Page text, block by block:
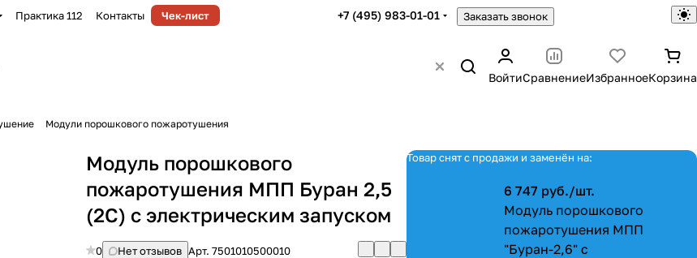
Практика 112 Контакты Чек-лист +7 (495) 983-01-01 Заказать звонок
ВойтиСравнениеИзбранноеКорзина
Модули порошкового пожаротушения
Модуль порошкового
пожаротушения МПП Буран 2,5
(2С) с электрическим запуском
0 Нет отзывов Арт.7501010500010
Товар снят с продажи и заменён на:
6 747 руб./шт.
Модуль порошкового
пожаротушения МПП
"Буран-2,6" с